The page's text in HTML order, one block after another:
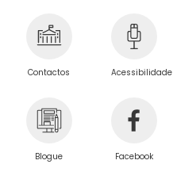
Contactos Acessibilidade
Blogue Facebook